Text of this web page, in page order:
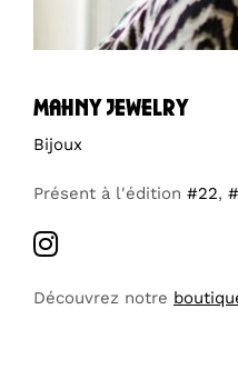
mahny jewelry
Bijoux
Présent à l'édition #22,
Découvrez notre